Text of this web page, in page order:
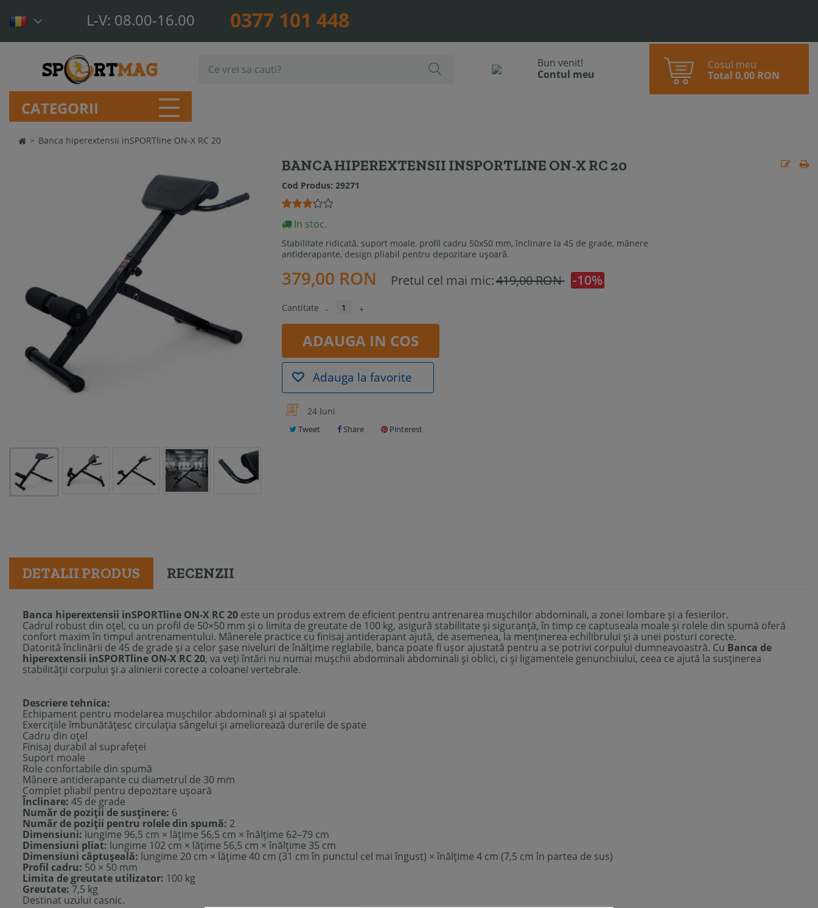
L-V: 08.00-16.00 0377 101 448
bun venit!
contul meu
Cosul meu
Total 0,00 RON
CATEGORII
> Banca hiperextensii inSPORTline ON-X RC 20
BANCA HIPEREXTENSII INSPORTLINE ON-X RC 20
Cod Produs: 29271
In stoc.
Stabilitate ridicată, suport moale, profil cadru 50x50 mm, înclinare la 45 de grade, mânere
antiderapante, design pliabil pentru depozitare ușoară.
379,00 RON Pretul cel mai mic:419,00 RON -10%
Cantitate - +
ADAUGA IN COS
Adauga la favorite
24 luni
Tweet Share Pinterest
DETALII PRODUS RECENZII
Banca hiperextensii inSPORTline ON-X RC 20 este un produs extrem de eficient pentru antrenarea mușchilor abdominali, a zonei lombare și a fesierilor.
Cadrul robust din oțel, cu un profil de 50×50 mm și o limita de greutate de 100 kg, asigură stabilitate și siguranță, în timp ce captuseala moale și rolele din spumă oferă
confort maxim în timpul antrenamentului. Mânerele practice cu finisaj antiderapant ajută, de asemenea, la menținerea echilibrului și a unei posturi corecte.
Datorită înclinării de 45 de grade și a celor șase niveluri de înălțime reglabile, banca poate fi ușor ajustată pentru a se potrivi corpului dumneavoastră. Cu Banca de
hiperextensii inSPORTline ON-X RC 20, va veți întări nu numai mușchii abdominali abdominali și oblici, ci și ligamentele genunchiului, ceea ce ajută la susținerea
stabilității corpului și a alinierii corecte a coloanei vertebrale.
Descriere tehnica:
Echipament pentru modelarea mușchilor abdominali și ai spatelui
Exercițiile îmbunătățesc circulația sângelui și ameliorează durerile de spate
Cadru din oțel
Finisaj durabil al suprafeței
Suport moale
Role confortabile din spumă
Mânere antiderapante cu diametrul de 30 mm
Complet pliabil pentru depozitare ușoară
Înclinare: 45 de grade
Număr de poziții de susținere: 6
Număr de poziții pentru rolele din spumă: 2
Dimensiuni: lungime 96,5 cm × lățime 56,5 cm × înălțime 62–79 cm
Dimensiuni pliat: lungime 102 cm × lățime 56,5 cm × înălțime 35 cm
Dimensiuni căptușeală: lungime 20 cm × lățime 40 cm (31 cm în punctul cel mai îngust) × înălțime 4 cm (7,5 cm în partea de sus)
Profil cadru: 50 × 50 mm
Limita de greutate utilizator: 100 kg
Greutate: 7,5 kg
Destinat uzului casnic.